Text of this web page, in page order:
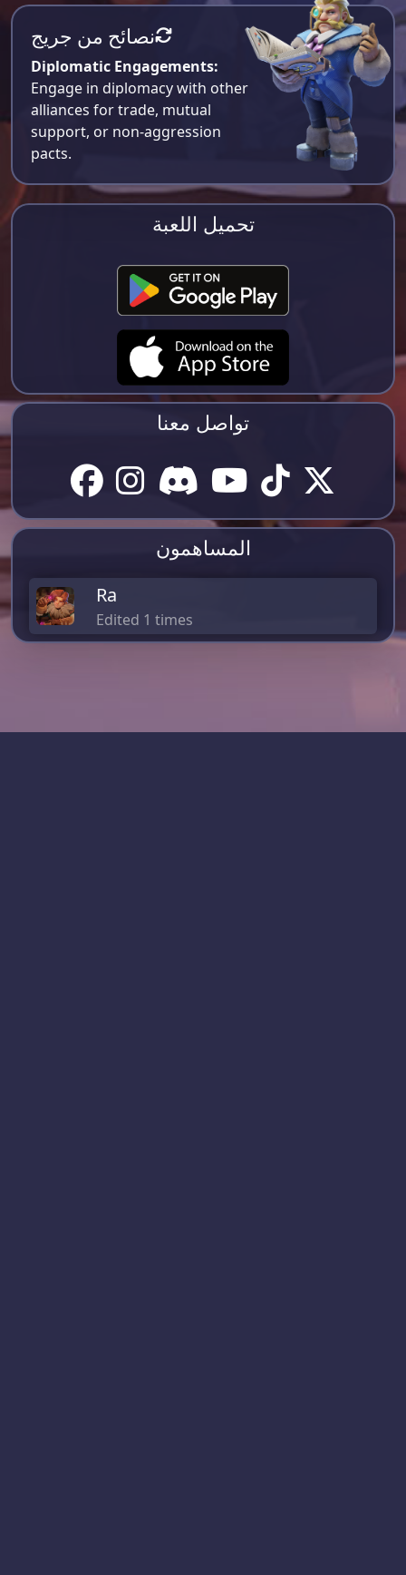
نصائح من جريج
Diplomatic Engagements:
Engage in diplomacy with other
alliances for trade, mutual
support, or non-aggression
pacts.
تحميل اللعبة
تواصل معنا
المساهمون
Ra
Edited 1 times